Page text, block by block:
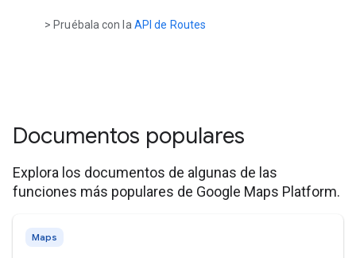
> Pruébala con la API de Routes
Documentos populares
Explora los documentos de algunas de las
funciones más populares de Google Maps Platform.
Maps